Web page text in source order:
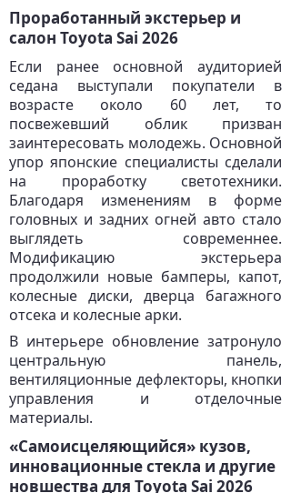
Проработанный экстерьер и
салон Toyota Sai 2026
Если ранее основной аудиторией
седана выступали покупатели в
возрасте около 60 лет, то
посвежевший облик призван
заинтересовать молодежь. Основной
упор японские специалисты сделали
на проработку светотехники.
Благодаря изменениям в форме
головных и задних огней авто стало
выглядеть современнее.
Модификацию экстерьера
продолжили новые бамперы, капот,
колесные диски, дверца багажного
отсека и колесные арки.
В интерьере обновление затронуло
центральную панель,
вентиляционные дефлекторы, кнопки
управления и отделочные
материалы.
«Самоисцеляющийся» кузов,
инновационные стекла и другие
новшества для Toyota Sai 2026